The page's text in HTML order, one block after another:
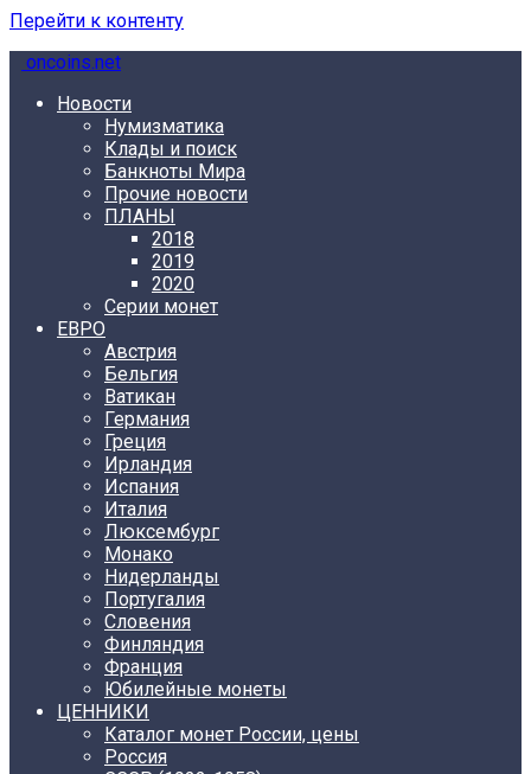
Перейти к контенту
oncoins.net
Новости
Нумизматика
Клады и поиск
Банкноты Мира
Прочие новости
ПЛАНЫ
2018
2019
2020
Серии монет
ЕВРО
Австрия
Бельгия
Ватикан
Германия
Греция
Ирландия
Испания
Италия
Люксембург
Монако
Нидерланды
Португалия
Словения
Финляндия
Франция
Юбилейные монеты
ЦЕННИКИ
Каталог монет России, цены
Россия